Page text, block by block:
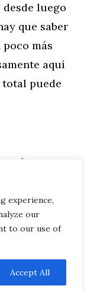
experience,
our
to our use of
Accept All
luego
que saber
más
aquí
puede
de
S4 TDI
COOKIES